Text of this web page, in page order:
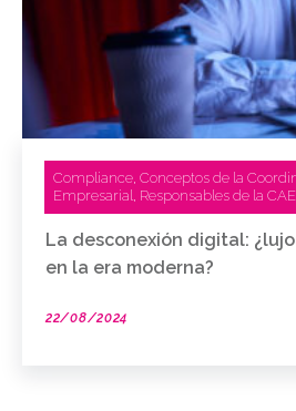
Compliance, Conceptos de la
Empresarial , Responsables de la CAE
La desconexión digital:
en la era moderna?
22/08/2024